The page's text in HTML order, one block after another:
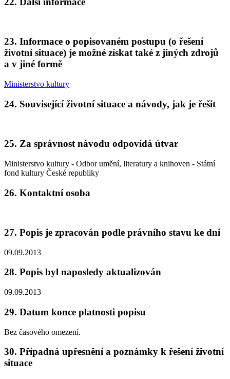
23. Informace o popisovaném postupu (o řešení
životní situace) je možné získat také z jiných zdrojů
a v jiné formě
Ministerstvo kultury
24. Související životní situace a návody, jak je řešit
25. Za správnost návodu odpovídá útvar
Ministerstvo kultury - Odbor umění, literatury a knihoven - Státní
fond kultury České republiky
26. Kontaktní osoba
27. Popis je zpracován podle právního stavu ke dni
09.09.2013
28. Popis byl naposledy aktualizován
09.09.2013
29. Datum konce platnosti popisu
Bez časového omezení.
30. Případná upřesnění a poznámky k řešení životní
situace